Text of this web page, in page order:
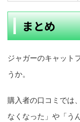
まとめ
ジャガーのキャット
うか。
購入者の口コミでは
なくなった」や「う